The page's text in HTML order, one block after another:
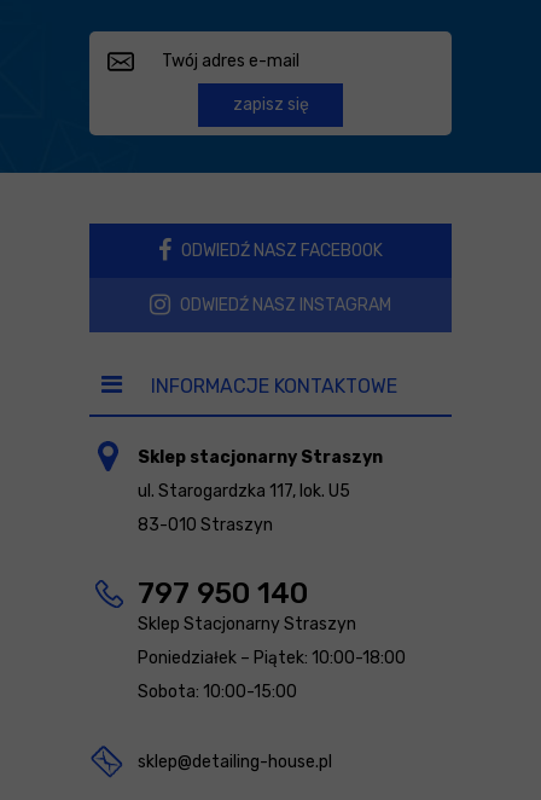
zapisz się
ODWIEDŹ NASZ FACEBOOK
ODWIEDŹ NASZ INSTAGRAM
INFORMACJE KONTAKTOWE
Sklep stacjonarny Straszyn
ul. Starogardzka 117, lok. U5
83-010 Straszyn
797 950 140
Sklep Stacjonarny Straszyn
Poniedziałek – Piątek: 10:00-18:00
Sobota: 10:00-15:00
sklep@detailing-house.pl